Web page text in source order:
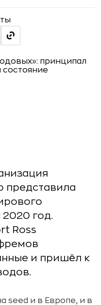
представила
2020 год.
Ross
и пришёл к
seed и в Европе, и в